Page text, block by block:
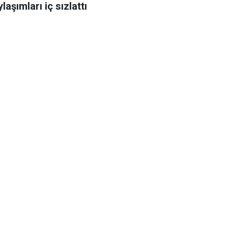
iç sızlattı